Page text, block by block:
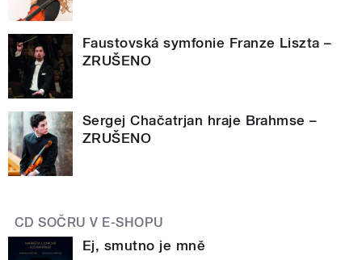
Faustovská symfonie Franze Liszta –
ZRUŠENO
Sergej Chačatrjan hraje Brahmse –
ZRUŠENO
CD SOČRU V E-SHOPU
Ej, smutno je mně